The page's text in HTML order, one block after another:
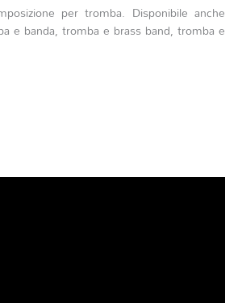
per tromba. Disponibile anche
e banda, tromba e brass band, tromba e